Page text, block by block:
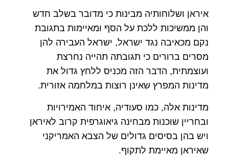
איראן ושלוחותיה מבינות כי מדובר בשלב חדש
והן ממשיכות ללכת על הסף ומאיימות בתגובת
נקם מכאיבה נגד ישראל, ישראל העבירה להן
מסרים ברורים כי תגובתה תהייה נחרצת
ועוצמתית, הדבר הזה מכניס ללחץ גדול את
מדינות המפרץ שאינן רוצות במלחמה אזורית.
מדינות אלה, כמו סעודיה, איחוד האמירויות
ובחריין שוכנות מבחינה גיאוגרפית קרוב לאיראן
ויש בהן בסיסים גדולים של הצבא האמריקני
שאיראן מאיימת לתקוף.